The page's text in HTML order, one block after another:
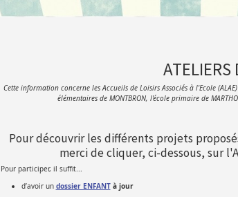
Cette information concerne les Accueils de Loisirs Associés à l'Ecole
élémentaires de MONTBRON, l'école primaire de
Pour découvrir les différents projets
merci de cliquer, ci-dessous, sur
Pour participer, il suffit...
d’avoir un dossier ENFANTà jour